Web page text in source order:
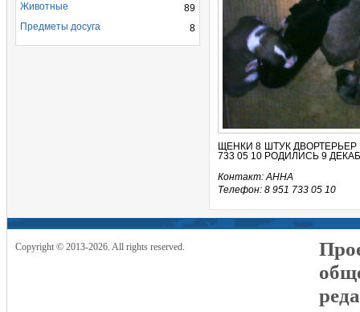
ЩЕНКИ 8 ШТУК ДВОРТЕРЬЕР
733 05 10 РОДИЛИСЬ 9
Контакт: АННА
Телефон: 8 951 733 05 10
89
Животные
8
Предметы досуга
Copyright © 2013-2026. All rights reserved.